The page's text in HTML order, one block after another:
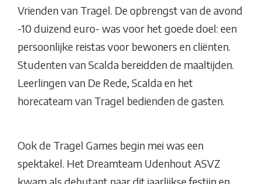
Vrienden van Tragel. De opbrengst van de avond
-10 duizend euro- was voor het goede doel: een
persoonlijke reistas voor bewoners en cliënten.
Studenten van Scalda bereidden de maaltijden.
Leerlingen van De Rede, Scalda en het
horecateam van Tragel bedienden de gasten.
Ook de Tragel Games begin mei was een
spektakel. Het Dreamteam Udenhout ASVZ